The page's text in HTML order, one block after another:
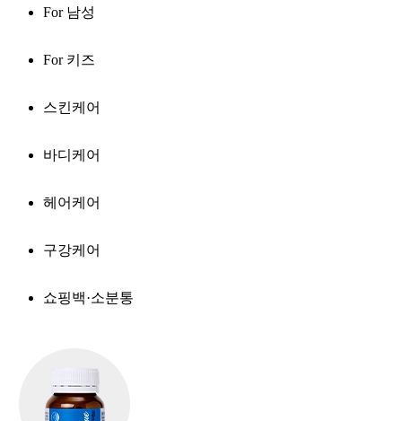
For 남성
For 키즈
스킨케어
바디케어
헤어케어
구강케어
쇼핑백·소분통